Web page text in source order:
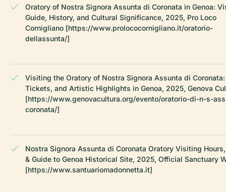
Oratory of Nostra Signora Assunta di Coronata in Genoa:
Guide, History, and Cultural Significance, 2025, Pro Loco
Cornigliano [https://www.prolococornigliano.it/oratorio-
dellassunta/]
Visiting the Oratory of Nostra Signora Assunta di
Tickets, and Artistic Highlights in Genoa, 2025, Genova
[https://www.genovacultura.org/evento/oratorio-di-n-s-
coronata/]
Nostra Signora Assunta di Coronata Oratory Visiting
& Guide to Genoa Historical Site, 2025, Official Sanctuary
[https://www.santuariomadonnetta.it]